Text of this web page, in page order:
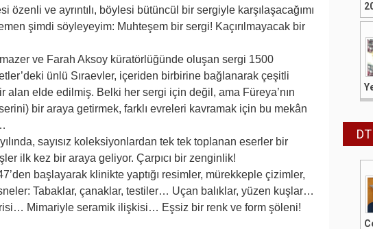
özenli ve ayrıntılı, böylesi bütüncül bir sergiyle karşılaşacağımı
şimdi söyleyeyim: Muhteşem bir sergi! Kaçırılmayacak bir
ve Farah Aksoy küratörlüğünde oluşan sergi 1500
ünlü Sıraevler, içeriden birbirine bağlanarak çeşitli
alan elde edilmiş. Belki her sergi için değil, ama Füreya’nın
bir araya getirmek, farklı evreleri kavramak için bu mekân
yılında, sayısız koleksiyonlardan tek tek toplanan eserler bir
ilk kez bir araya geliyor. Çarpıcı bir zenginlik!
başlayarak klinikte yaptığı resimler, mürekkeple çizimler,
Tabaklar, çanaklar, testiler… Uçan balıklar, yüzen kuşlar…
Mimariyle seramik ilişkisi… Eşsiz bir renk ve form şöleni!